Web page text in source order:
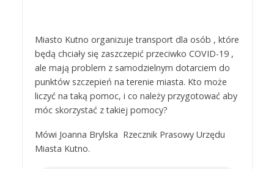
Miasto Kutno organizuje transport dla osób , które
będą chciały się zaszczepić przeciwko COVID-19 ,
ale mają problem z samodzielnym dotarciem do
punktów szczepień na terenie miasta. Kto może
liczyć na taką pomoc, i co należy przygotować aby
móc skorzystać z takiej pomocy?
Mówi Joanna Brylska Rzecznik Prasowy Urzędu
Miasta Kutno.